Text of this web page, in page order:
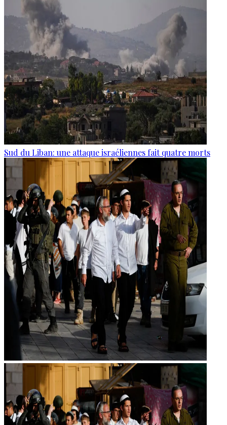
Sud du Liban: une attaque israéliennes fait quatre morts